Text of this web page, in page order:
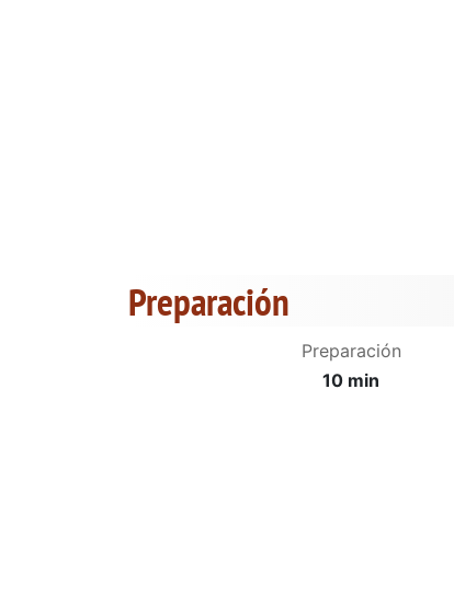
Preparación
Preparación
10 min